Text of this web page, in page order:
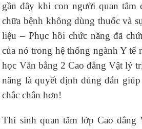
gần đây khi con người quan tâm
chữa bệnh không dùng thuốc và
liệu – Phục hồi chức năng đã
của nó trong hệ thống ngành Y tế
học Văn bằng 2 Cao đẳng Vật lý
năng là quyết định đúng đắn
chắc chắn hơn!
Thí sinh quan tâm lớp Cao